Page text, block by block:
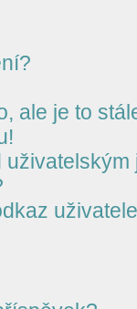
ale je to